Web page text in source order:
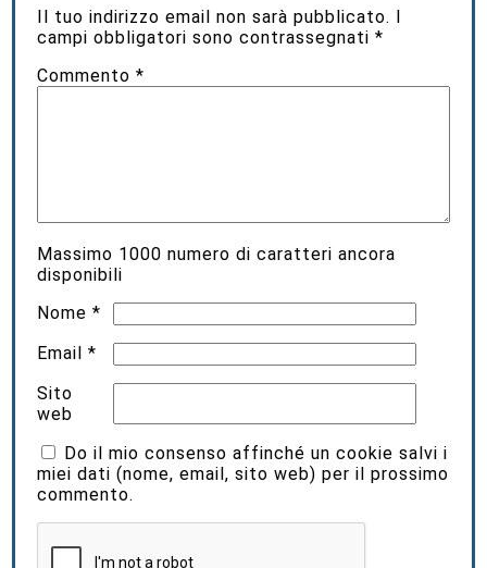
Il tuo indirizzo email non sarà pubblicato. I
campi obbligatori sono contrassegnati*
Commento*
Massimo 1000 numero di caratteri ancora
disponibili
Nome*
Email*
Sito
web
Do il mio consenso affinché un cookie salvi i
miei dati (nome, email, sito web) per il prossimo
commento.